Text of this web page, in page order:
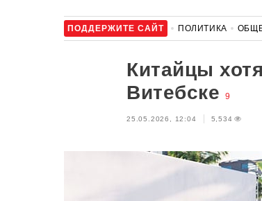
ПОДДЕРЖИТЕ САЙТ ПОЛИТИКА
Китайцы
Витебске
9
25.05.2026, 12:04 5,534